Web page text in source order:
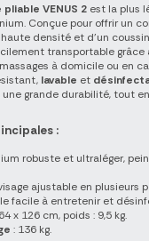
VENUS 2 est la plus
Conçue pour offrir un
densité et d’un
transportable grâce
à domicile ou en
lavable et
grande durabilité, tout
:
robuste et ultraléger,
ajustable en plusieurs
facile à entretenir et
x 126 cm, poids : 9,5 kg.
: 136 kg.